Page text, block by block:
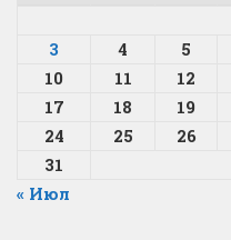
3
4 5
10
11 12
17
18 19
24
25 26
31
« Июл